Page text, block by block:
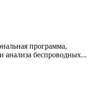
программа,
анализа беспроводных...